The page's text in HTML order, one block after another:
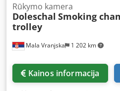
Mala Vranjska 1 202 km
Rūkymo kamera
Doleschal Smoking
trolley
Kainos informacija